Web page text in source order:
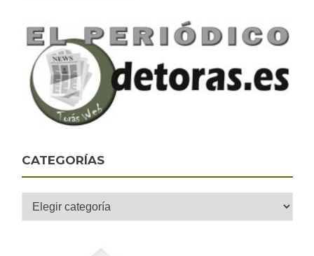
CATEGORÍAS
Categorías